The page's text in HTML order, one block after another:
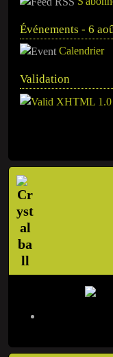
Événements - 6
Calendrier
Validation